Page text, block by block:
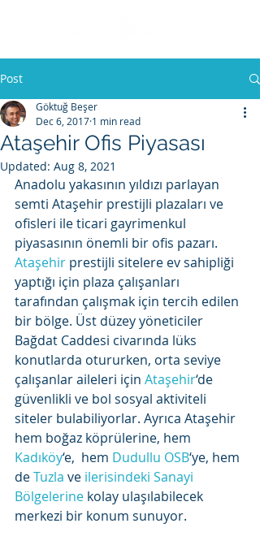
Post
Ataşehir Ofis Piyasası
Göktuğ Beşer
Dec 6, 2017 1 min read
Updated: Aug 8, 2021
Anadolu yakasının yıldızı parlayan
semti Ataşehir prestijli plazaları ve
ofisleri ile ticari gayrimenkul
piyasasının önemli bir ofis pazarı.
Ataşehir prestijli sitelere ev sahipliği
yaptığı için plaza çalışanları
tarafından çalışmak için tercih edilen
bir bölge. Üst düzey yöneticiler
Bağdat Caddesi civarında lüks
konutlarda otururken, orta seviye
çalışanlar aileleri için Ataşehir‘de
güvenlikli ve bol sosyal aktiviteli
siteler bulabiliyorlar. Ayrıca Ataşehir
hem boğaz köprülerine, hem
Kadıköy‘e,  hem Dudullu OSB‘ye, hem
de Tuzla ve ilerisindeki Sanayi
Bölgelerine kolay ulaşılabilecek
merkezi bir konum sunuyor.